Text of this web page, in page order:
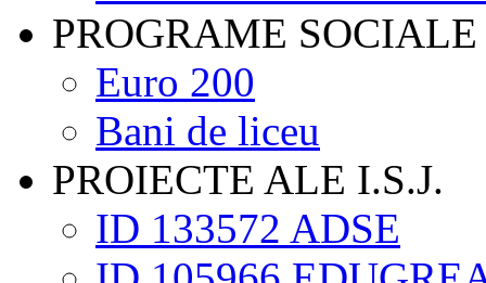
PROGRAME SOCIALE
Euro 200
Bani de liceu
PROIECTE ALE I.S.J.
ID 133572 ADSE